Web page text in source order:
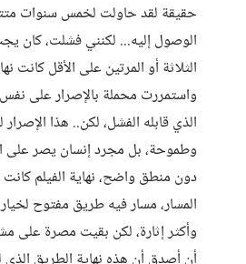
حقيقة لقد حاولت لخمس سنوات
الوصول إليه... لكنني فشلت، كان
الثلاثة أو المرتين على الأقل كانت
واستمررت محملة بالإصرار على
الذي قابله الفشل، لكن.. هذا
وطموحة، بل مجرد إنسان يصر
دون منطق واضح، نهاية الفيلم
المسار، مسار فيه طريق مفتوح
وأكثر إثارة، لكن بقيت مصرة على